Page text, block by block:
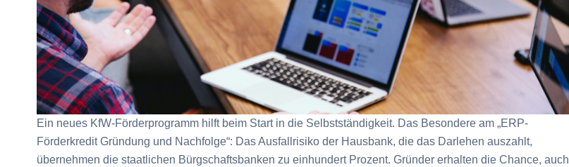
Ein neues KfW-Förderprogramm hilft beim Start in die Selbstständigkeit. Das Besondere am „ERP-
Förderkredit Gründung und Nachfolge“: Das Ausfallrisiko der Hausbank, die das Darlehen auszahlt,
übernehmen die staatlichen Bürgschaftsbanken zu einhundert Prozent. Gründer erhalten die Chance, auch